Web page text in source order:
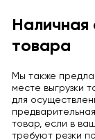
Наличная
товара
Мы также
месте выгрузки
для
товар, если в
требуют резки